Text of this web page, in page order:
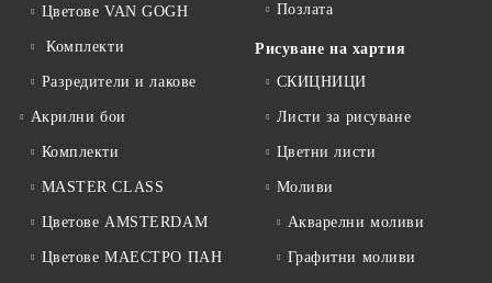
Цветове VAN GOGH
Комплекти
Разредители и лакове
Акрилни бои
Комплекти
MASTER CLASS
Цветове AMSTERDAM
Цветове МАЕСТРО ПАН
Позлата
Рисуване на хартия
СКИЦНИЦИ
Листи за рисуване
Цветни листи
Моливи
Акварелни моливи
Графитни моливи